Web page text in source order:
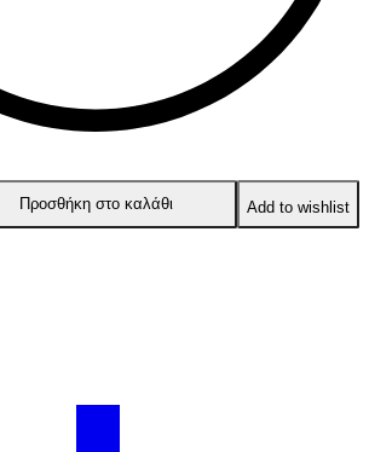
Προσθήκη στο καλάθι Add to wishlist